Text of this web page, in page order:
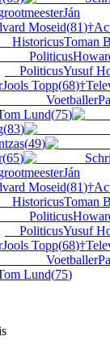
Ján
Moseid(81)†
HistoricusToman
Politicus
PoliticusYusuf
Jools Topp(68)†
Voetballer
Lund(75)
(83)
(49)
(65)
Ján
Moseid(81)†
HistoricusToman
Politicus
PoliticusYusuf
Jools Topp(68)†
Voetballer
Lund(75)